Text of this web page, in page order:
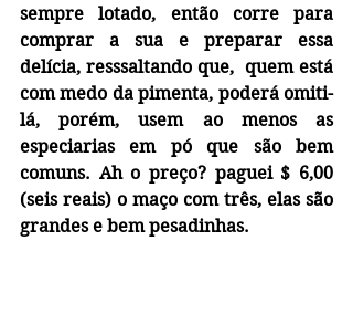
sempre lotado, então corre para
comprar a sua e preparar essa
delícia, resssaltando que,  quem está
com medo da pimenta, poderá omiti-
lá, porém, usem ao menos as
especiarias em pó que são bem
comuns. Ah o preço? paguei $ 6,00
(seis reais) o maço com três, elas são
grandes e bem pesadinhas.